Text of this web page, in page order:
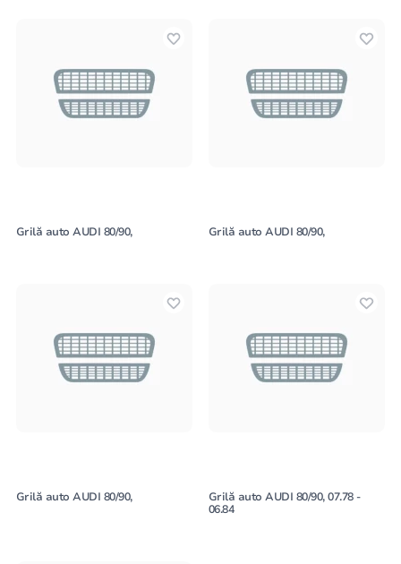
Grilă auto AUDI 80/90, Grilă auto AUDI 80/90,
Grilă auto AUDI 80/90,
Grilă auto AUDI 80/90, 07.78 -
06.84